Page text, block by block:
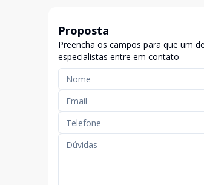
Proposta
Preencha os campos para que um
especialistas entre em contato